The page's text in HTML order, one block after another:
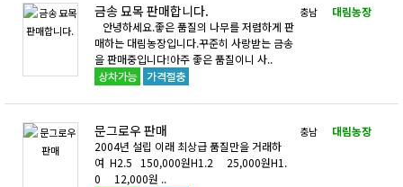
금송 묘목 판매합니다.
안녕하세요.좋은 품질의 나무를 저렴하게 판
매하는 대림농장입니다.꾸준히 사랑받는 금송
을 판매중입니다!아주 좋은 품질이니 사..
충남 대림농장
문그로우 판매
2004년 설립 이래 최상급 품질만을 거래하
여 H2.5 150,000원H1.2 25,000원H1.
0 12,000원 ..
충남 대림농장